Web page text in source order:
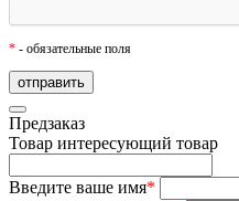
* - обязательные поля
Предзаказ
Товар интересующий товар
Введите ваше имя*